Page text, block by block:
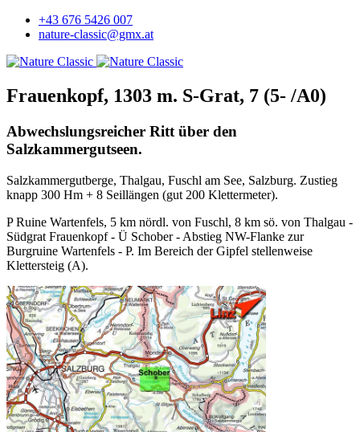
+43 676 5426 007
nature-classic@gmx.at
Frauenkopf, 1303 m. S-Grat, 7 (5- /A0)
Abwechslungsreicher Ritt über den
Salzkammergutseen.
Salzkammergutberge, Thalgau, Fuschl am See, Salzburg. Zustieg
knapp 300 Hm + 8 Seillängen (gut 200 Klettermeter).
P Ruine Wartenfels, 5 km nördl. von Fuschl, 8 km sö. von Thalgau -
Südgrat Frauenkopf - Ü Schober - Abstieg NW-Flanke zur
Burgruine Wartenfels - P. Im Bereich der Gipfel stellenweise
Klettersteig (A).